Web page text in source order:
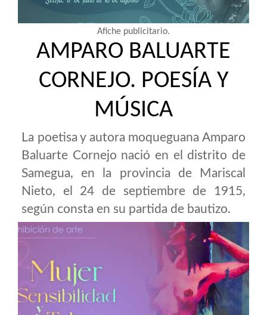
Afiche publicitario.
AMPARO BALUARTE
CORNEJO. POESÍA Y
MÚSICA
La poetisa y autora moqueguana Amparo
Baluarte Cornejo nació en el distrito de
Samegua, en la provincia de Mariscal
Nieto, el 24 de septiembre de 1915,
según consta en su partida de bautizo.